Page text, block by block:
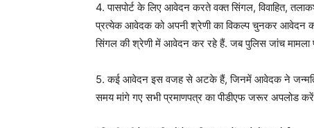
4. पासपोर्ट के लिए आवेदन करते वक्त सिंगल, विवाहित,
प्रत्येक आवेदक को अपनी श्रेणी का विकल्प चुनकर आवेदन
सिंगल की श्रेणी में आवेदन कर रहे हैं. जब पुलिस जांच मामला
5. कई आवेदन इस वजह से अटके हैं, जिनमें आवेदक ने
समय मांगे गए सभी प्रमाणपत्र का पीडीएफ जरूर अपलोड